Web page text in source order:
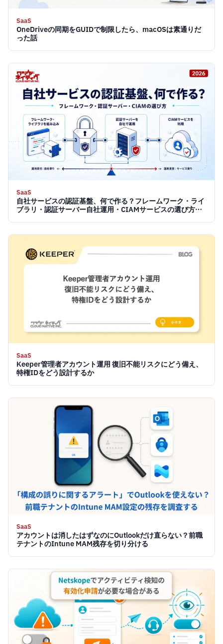
SaaS
OneDriveの同期をGUIDで制限したら、macOSは素通りだ
った話
SaaS
自社サービスの認証基盤、何で作る？フレームワーク・ライ
ブラリ・認証サーバー自社運用・CIAMサービスの選び方
SaaS
Keeper管理者アカウント運用 復旧不能リスクにどう備え、
特権IDをどう設計するか
SaaS
アカウントは消したはずなのにOutlookだけ直らない？前職
テナントのIntune MAM残存を切り分ける